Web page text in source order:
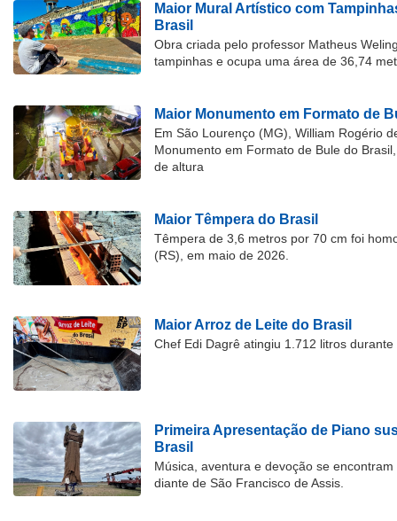
Maior Mural Artístico com
Brasil
Obra criada pelo professor Matheus
tampinhas e ocupa uma área de 36,74
Maior Monumento em Formato de
Em São Lourenço (MG), William Rogério
Monumento em Formato de Bule do
de altura
Maior Têmpera do Brasil
Têmpera de 3,6 metros por 70 cm foi
(RS), em maio de 2026.
Maior Arroz de Leite do Brasil
Chef Edi Dagrê atingiu 1.712 litros
Primeira Apresentação de Piano
Brasil
Música, aventura e devoção se
diante de São Francisco de Assis.